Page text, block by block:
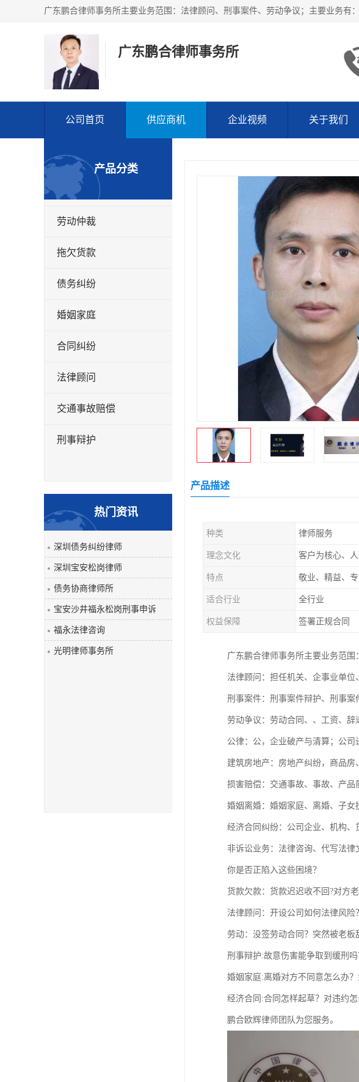
广东鹏合律师事务所
公司首页 供应商机 企业视频 关于我们
产品分类
劳动仲裁
拖欠货款
债务纠纷
婚姻家庭
合同纠纷
法律顾问
交通事故赔偿
刑事辩护
热门资讯
深圳债务纠纷律师
深圳宝安松岗律师
债务协商律师所
宝安沙井福永松岗刑事申诉
福永法律咨询
光明律师事务所
产品描述
种类 律师服务
理念文化 客户为核心、
特点 敬业、精益、
适合行业 全行业
权益保障 签署正规合同
广东鹏合律师事务所主要业务范围：
法律顾问：担任机关、企事业单位
刑事案件：刑事案件辩护、刑事
劳动争议：劳动合同、、工资、
公律：公，企业破产与清算；
建筑房地产：房地产纠纷，商品
损害赔偿：交通事故、事故、产
婚姻离婚：婚姻家庭、离婚、子
经济合同纠纷：公司企业、机构
非诉讼业务：法律咨询、代写法律
你是否正陷入这些困境？
货款欠款：货款迟迟收不回?对方
法律顾问：开设公司如何法律风险
劳动：没签劳动合同？突然被老板
刑事辩护:故意伤害能争取到缓刑
婚姻家庭:离婚对方不同意怎么办
经济合同:合同怎样起草？对违约
鹏合欧辉律师团队为您服务。